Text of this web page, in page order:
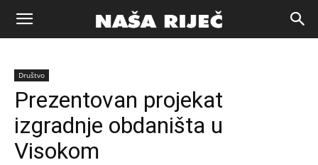
Naša
riječ
Zenica
Društvo
Prezentovan projekat
izgradnje obdaništa u
Visokom